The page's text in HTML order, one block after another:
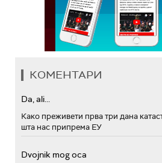
КОМЕНТАРИ
Da, ali...
Како преживети прва три дана
шта нас припрема ЕУ
Dvojnik mog oca